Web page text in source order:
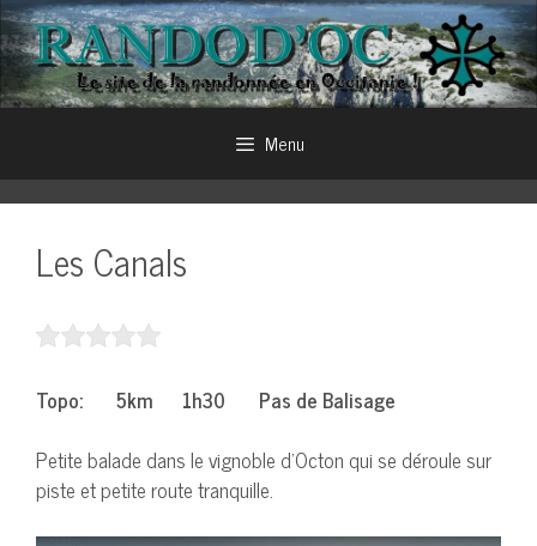
Aller
au
contenu
Menu
Les Canals
Topo: 5km 1h30 Pas de Balisage
Petite balade dans le vignoble d’Octon qui se déroule sur
piste et petite route tranquille.